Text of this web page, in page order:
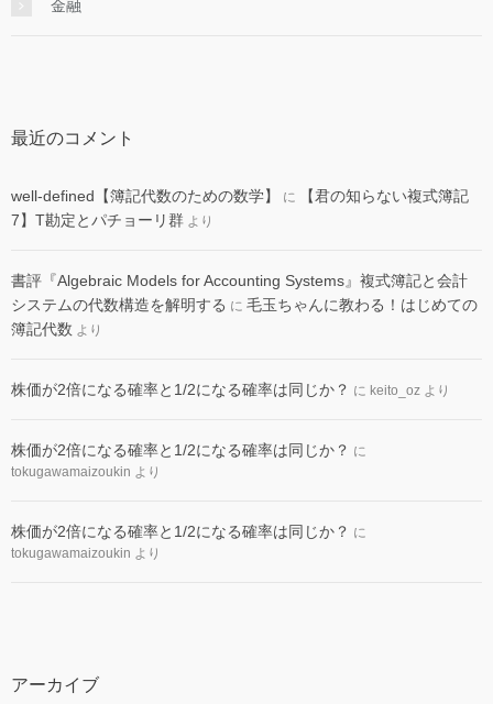
金融
最近のコメント
well-defined【簿記代数のための数学】 に
【君の知らない複式簿記
7】T勘定とパチョーリ群 より
書評『Algebraic Models for Accounting Systems』複式簿記と会計
システムの代数構造を解明する に 毛玉ちゃんに教わる！はじめての
簿記代数 より
株価が2倍になる確率と1/2になる確率は同じか？ に keito_oz より
株価が2倍になる確率と1/2になる確率は同じか？ に
tokugawamaizoukin より
株価が2倍になる確率と1/2になる確率は同じか？ に
tokugawamaizoukin より
アーカイブ